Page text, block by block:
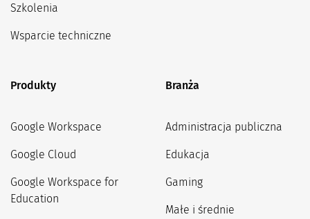
Szkolenia
Wsparcie techniczne
Produkty
Google Workspace
Google Cloud
Google Workspace for
Education
Branża
Administracja publiczna
Edukacja
Gaming
Małe i średnie